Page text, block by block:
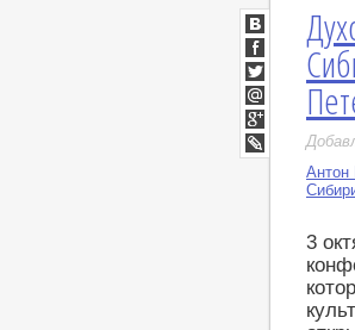
Антон
3
ВКонтакте
Facebook
Twitter
Мой
Мир
Google+
LiveJournal